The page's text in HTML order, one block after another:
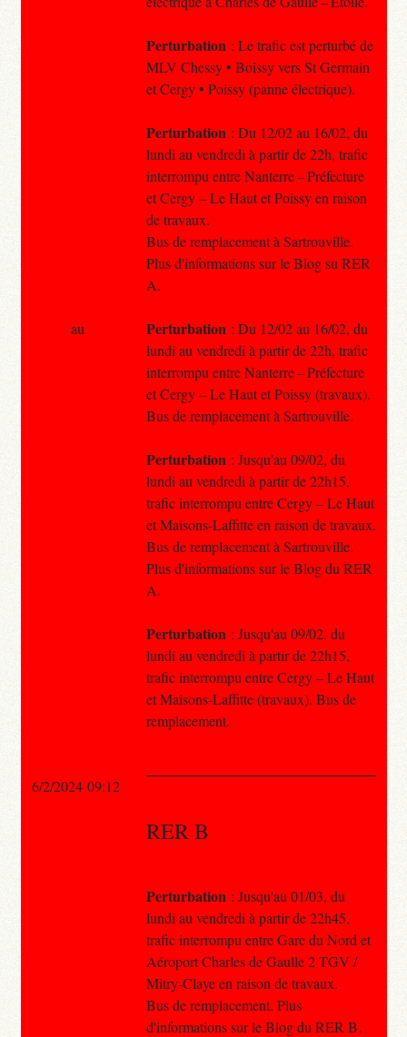
Perturbation : Le trafic est perturbé de
MLV Chessy • Boissy vers St Germain
et Cergy • Poissy (panne électrique).
Perturbation : Du 12/02 au 16/02, du
lundi au vendredi à partir de 22h, trafic
interrompu entre Nanterre – Préfecture
et Cergy – Le Haut et Poissy en raison
de travaux.
Bus de remplacement à Sartrouville.
Plus d'informations sur le Blog su RER
A.
Perturbation : Du 12/02 au 16/02, du
lundi au vendredi à partir de 22h, trafic
interrompu entre Nanterre – Préfecture
et Cergy – Le Haut et Poissy (travaux).
Bus de remplacement à Sartrouville.
Perturbation : Jusqu'au 09/02, du
lundi au vendredi à partir de 22h15,
trafic interrompu entre Cergy – Le Haut
et Maisons-Laffitte en raison de travaux.
Bus de remplacement à Sartrouville.
Plus d'informations sur le Blog du RER
A.
Perturbation : Jusqu'au 09/02, du
lundi au vendredi à partir de 22h15,
trafic interrompu entre Cergy – Le Haut
et Maisons-Laffitte (travaux). Bus de
remplacement.
RER B
Perturbation : Jusqu'au 01/03, du
lundi au vendredi à partir de 22h45,
trafic interrompu entre Gare du Nord et
Aéroport Charles de Gaulle 2 TGV /
Mitry-Claye en raison de travaux.
Bus de remplacement. Plus
d'informations sur le Blog du RER B,
au
6/2/2024 09:12